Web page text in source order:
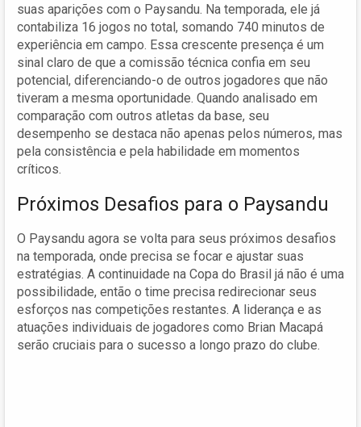
suas aparições com o Paysandu. Na temporada, ele já
contabiliza 16 jogos no total, somando 740 minutos de
experiência em campo. Essa crescente presença é um
sinal claro de que a comissão técnica confia em seu
potencial, diferenciando-o de outros jogadores que não
tiveram a mesma oportunidade. Quando analisado em
comparação com outros atletas da base, seu
desempenho se destaca não apenas pelos números, mas
pela consistência e pela habilidade em momentos
críticos.
Próximos Desafios para o Paysandu
O Paysandu agora se volta para seus próximos desafios
na temporada, onde precisa se focar e ajustar suas
estratégias. A continuidade na Copa do Brasil já não é uma
possibilidade, então o time precisa redirecionar seus
esforços nas competições restantes. A liderança e as
atuações individuais de jogadores como Brian Macapá
serão cruciais para o sucesso a longo prazo do clube.